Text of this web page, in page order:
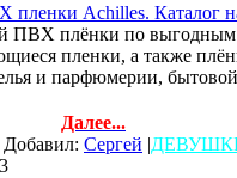
Achilles. Каталог
ПВХ плёнки по
пленки, а также
и парфюмерии,
Далее...
Добавил: Сергей |